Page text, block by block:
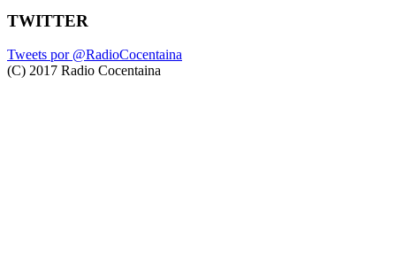
TWITTER
Tweets por @RadioCocentaina
(C) 2017 Radio Cocentaina